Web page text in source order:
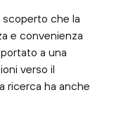
scoperto che la
e convenienza
a una
verso il
ricerca ha anche